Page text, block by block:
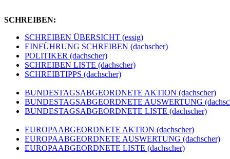
SCHREIBEN:
SCHREIBEN ÜBERSICHT (essig)
EINFÜHRUNG SCHREIBEN (dachscher)
POLITIKER (dachscher)
SCHREIBEN LISTE (dachscher)
SCHREIBTIPPS (dachscher)
BUNDESTAGSABGEORDNETE AKTION (dachscher)
BUNDESTAGSABGEORDNETE AUSWERTUNG
BUNDESTAGSABGEORDNETE LISTE (dachscher)
EUROPAABGEORDNETE AKTION (dachscher)
EUROPAABGEORDNETE AUSWERTUNG (dachscher)
EUROPAABGEORDNETE LISTE (dachscher)